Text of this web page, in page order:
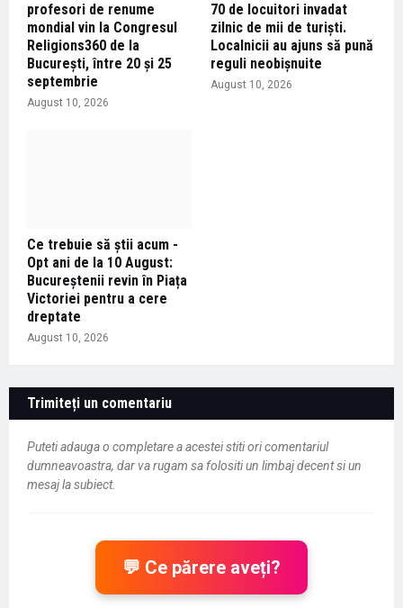
profesori de renume
mondial vin la Congresul
Religions360 de la
București, între 20 și 25
septembrie
August 10, 2026
70 de locuitori invadat
zilnic de mii de turiști.
Localnicii au ajuns să pună
reguli neobișnuite
August 10, 2026
Ce trebuie să știi acum -
Opt ani de la 10 August:
Bucureștenii revin în Piața
Victoriei pentru a cere
dreptate
August 10, 2026
Trimiteți un comentariu
Puteti adauga o completare a acestei stiti ori comentariul
dumneavoastra, dar va rugam sa folositi un limbaj decent si un
mesaj la subiect.
💬 Ce părere aveți?